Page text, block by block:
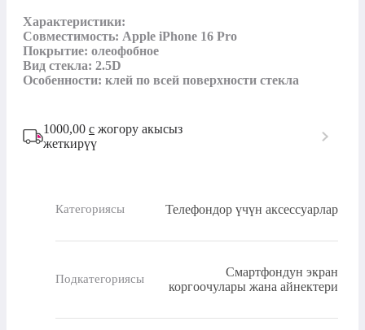
Характеристики:
Совместимость: Apple iPhone 16 Pro
Покрытие: олеофобное
Вид стекла: 2.5D
Особенности: клей по всей поверхности стекла
1000,00 с жогору акысыз
жеткирүү
Категориясы Телефондор үчүн аксессуарлар
Подкатегориясы
Смартфондун экран
коргоочулары жана айнектери